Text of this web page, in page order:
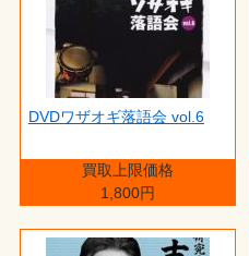
DVDワザオギ落語会 vol.6
買取上限価格
1,800円